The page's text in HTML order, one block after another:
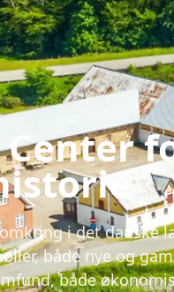
Center
i det danske
både nye og
både